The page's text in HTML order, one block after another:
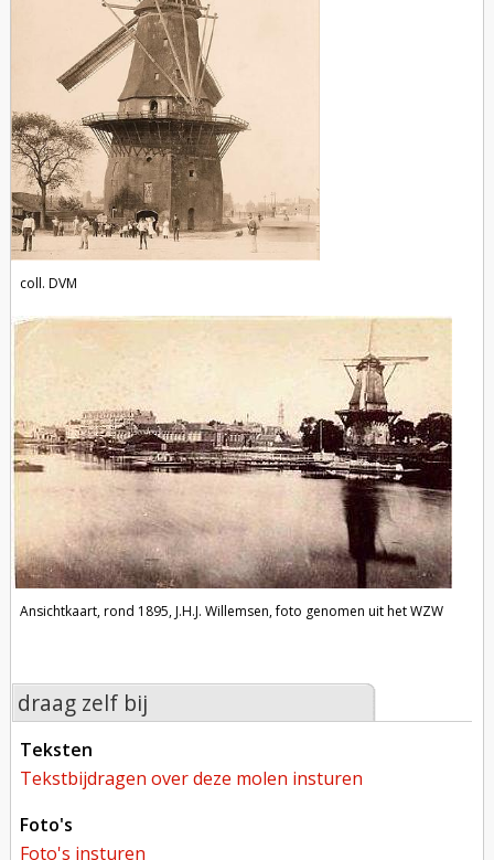
coll. DVM
Ansichtkaart, rond 1895, J.H.J. Willemsen, foto genomen uit het WZW
draag zelf bij
teksten
tekstbijdragen over deze molen insturen
foto's
foto's insturen